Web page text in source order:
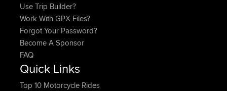
Use Trip Builder?
Work With GPX Files?
Forgot Your Password?
Become A Sponsor
FAQ
Quick Links
Top 10 Motorcycle Rides